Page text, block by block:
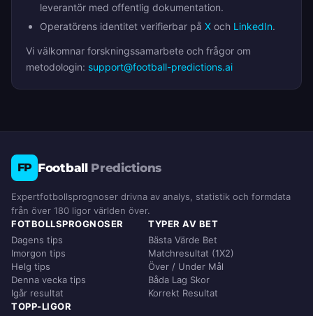
leverantör med offentlig dokumentation.
Operatörens identitet verifierbar på X och LinkedIn.
Vi välkomnar forskningssamarbete och frågor om
metodologin: support@football-predictions.ai
FP Football Predictions
Expertfotbollsprognoser drivna av analys, statistik och formdata
från över 180 ligor världen över.
FOTBOLLSPROGNOSER
Dagens tips
Imorgon tips
Helg tips
Denna vecka tips
Igår resultat
TYPER AV BET
Bästa Värde Bet
Matchresultat (1X2)
Över / Under Mål
Båda Lag Skor
Korrekt Resultat
TOPP-LIGOR